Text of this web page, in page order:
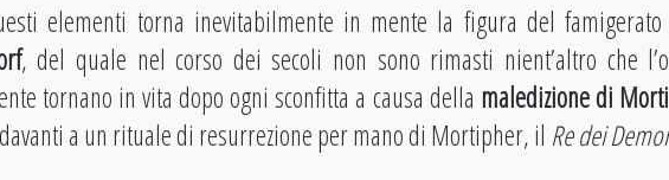
elementi torna inevitabilmente in mente la figura del
, del quale nel corso dei secoli non sono rimasti nient’altro che
tornano in vita dopo ogni sconfitta a causa della maledizione di
a un rituale di resurrezione per mano di Mortipher, il Re dei